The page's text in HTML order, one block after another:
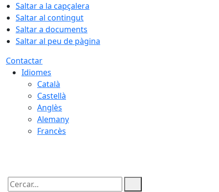
Saltar a la capçalera
Saltar al contingut
Saltar a documents
Saltar al peu de pàgina
Contactar
Idiomes
Català
Castellà
Anglès
Alemany
Francès